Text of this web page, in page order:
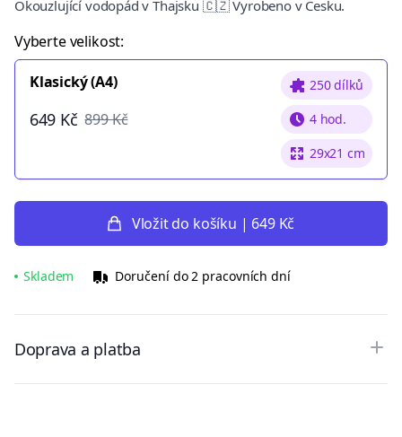
Okouzlující vodopád v Thajsku 🇨🇿 Vyrobeno v Česku.
Vyberte velikost:
Klasický (A4)
649 Kč 899 Kč
250 dílků
4 hod.
29x21 cm
Vložit do košíku | 649 Kč
Skladem Doručení do 2 pracovních dní
Doprava a platba